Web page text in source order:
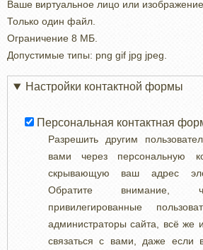
Ваше виртуальное лицо или изображение
Только один файл.
Ограничение 8 МБ.
Допустимые типы: png gif jpg jpeg.
Настройки контактной формы
Персональная контактная
Разрешить другим
вами через персональную
скрывающую ваш адрес
Обратите внимание,
привилегированные
администраторы сайта, всё же
связаться с вами, даже если